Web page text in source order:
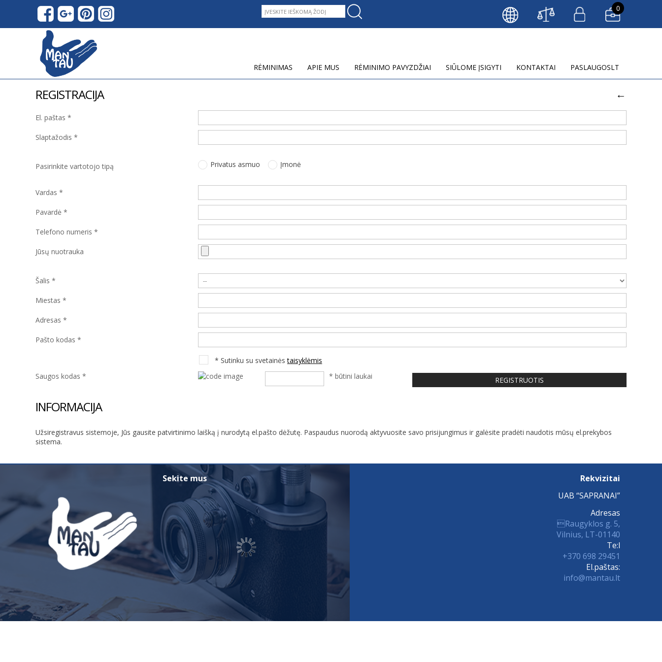
0
LT
RĖMINIMAS APIE MUS RĖMINIMO PAVYZDŽIAI SIŪLOME ĮSIGYTI KONTAKTAI PASLAUGOSLT
REGISTRACIJA ←
El. paštas *
Slaptažodis *
Pasirinkite vartotojo tipą Privatus asmuo Įmonė
Vardas *
Pavardė *
Telefono numeris *
Jūsų nuotrauka
Šalis *
Miestas *
Adresas *
Pašto kodas *
* Sutinku su svetainės taisyklėmis
Saugos kodas *
* būtini laukai
INFORMACIJA
Užsiregistravus sistemoje, Jūs gausite patvirtinimo laišką į nurodytą el.pašto dėžutę. Paspaudus nuorodą aktyvuosite savo prisijungimus ir galėsite pradėti naudotis mūsų el.prekybos
sistema.
Sekite mus
Rekvizitai
UAB “SAPRANAI”
Adresas
Raugyklos g. 5,
Vilnius, LT-01140
Te:l
+370 698 29451
El.paštas:
info@mantau.lt